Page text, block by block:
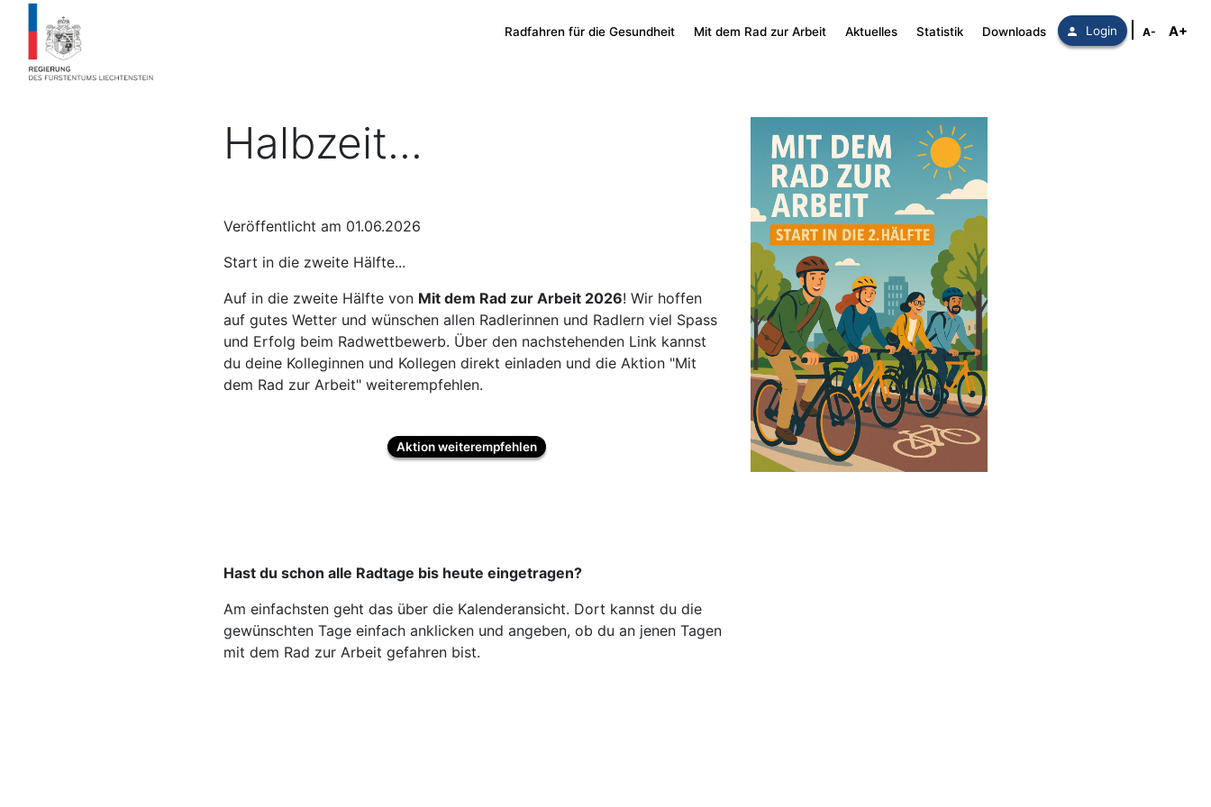
Radfahren für die Gesundheit Mit dem Rad zur Arbeit Aktuelles Statistik Downloads Login A- A+
Halbzeit...
Veröffentlicht am 01.06.2026
Start in die zweite Hälfte...
Auf in die zweite Hälfte von Mit dem Rad zur Arbeit 2026! Wir hoffen
auf gutes Wetter und wünschen allen Radlerinnen und Radlern viel Spass
und Erfolg beim Radwettbewerb. Über den nachstehenden Link kannst
du deine Kolleginnen und Kollegen direkt einladen und die Aktion "Mit
dem Rad zur Arbeit" weiterempfehlen.
Aktion weiterempfehlen
Hast du schon alle Radtage bis heute eingetragen?
Am einfachsten geht das über die Kalenderansicht. Dort kannst du die
gewünschten Tage einfach anklicken und angeben, ob du an jenen Tagen
mit dem Rad zur Arbeit gefahren bist.